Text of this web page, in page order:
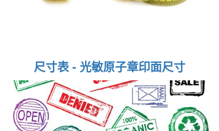
尺寸表 - 光敏原子章印面尺寸